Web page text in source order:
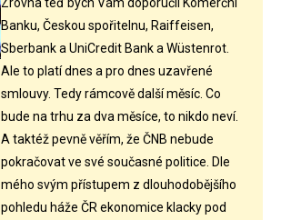
Banku, Českou spořitelnu, Raiffeisen,
Sberbank a UniCredit Bank a Wüstenrot.
Ale to platí dnes a pro dnes uzavřené
smlouvy. Tedy rámcově další měsíc. Co
bude na trhu za dva měsíce, to nikdo neví.
A taktéž pevně věřím, že ČNB nebude
pokračovat ve své současné politice. Dle
mého svým přístupem z dlouhodobějšího
pohledu háže ČR ekonomice klacky pod